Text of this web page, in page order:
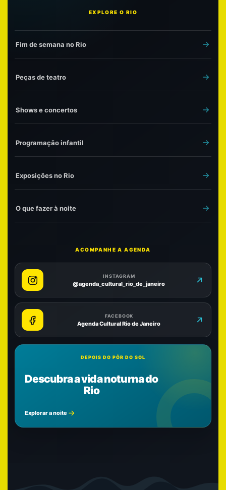
EXPLORE O RIO
Fim de semana no Rio
Peças de teatro
Shows e concertos
Programação infantil
Exposições no Rio
O que fazer à noite
ACOMPANHE A AGENDA
INSTAGRAM
@agenda_cultural_rio_de_janeiro
FACEBOOK
Agenda Cultural Rio de Janeiro
DEPOIS DO PÔR DO SOL
Descubra a vida noturna do
Rio
Explorar a noite